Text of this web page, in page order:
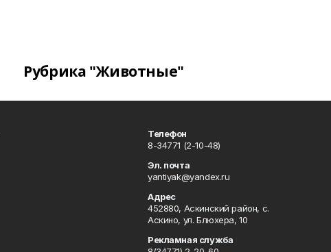
Рубрика "Животные"
Телефон
8-34771 (2-10-48)
Эл. почта
yantiyak@yandex.ru
Адрес
452880, Аскинский район, с.
Аскино, ул. Блюхера, 10
Рекламная служба